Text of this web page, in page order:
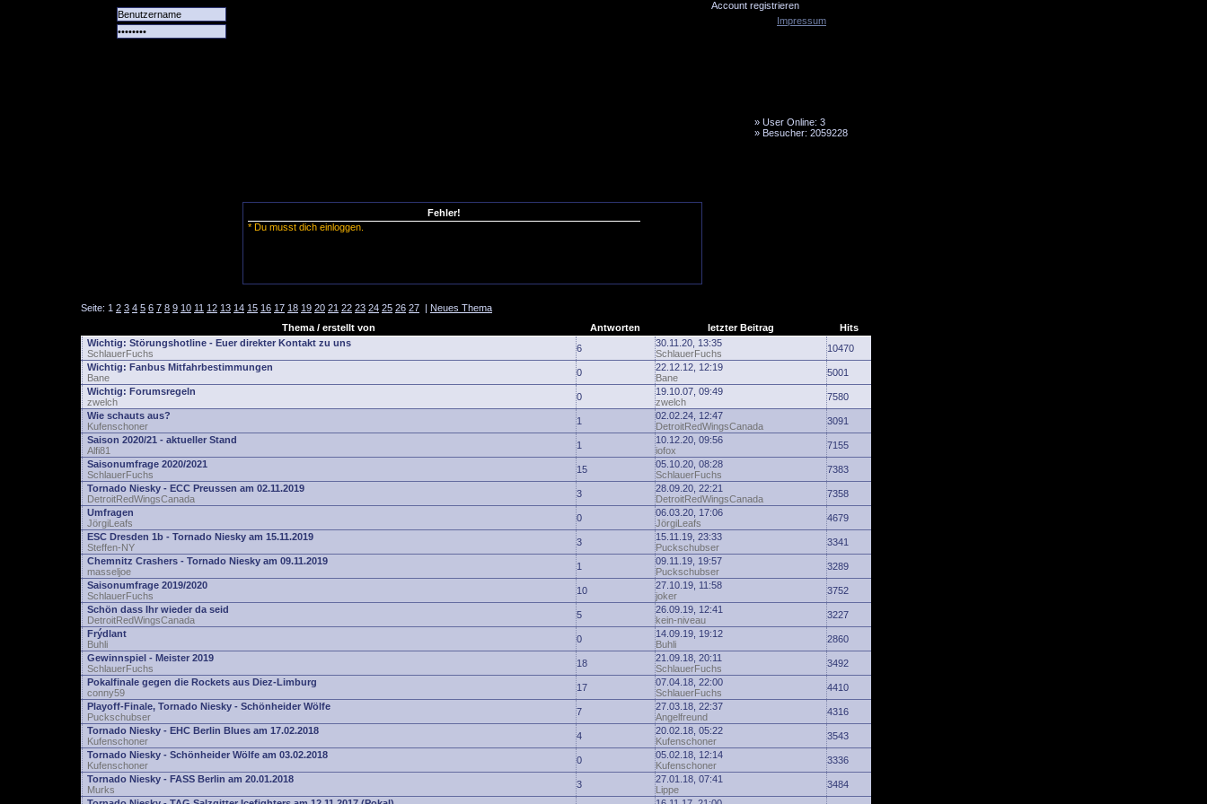
Account registrieren
» User Online: 3
» Besucher: 2059228
Fehler!
* Du musst dich einloggen.
Seite: 1 2 3 4 5 6 7 8 9 10 11 12 13 14 15 16 17 18 19 20 21 22 23 24 25 26 27 | Neues Thema
Thema / erstellt von
Antworten letzter Beitrag
Hits
Wichtig: Störungshotline - Euer direkter Kontakt zu uns
SchlauerFuchs
6
30.11.20, 13:35
SchlauerFuchs
10470
Wichtig: Fanbus Mitfahrbestimmungen
Bane
0
22.12.12, 12:19
Bane
5001
Wichtig: Forumsregeln
zwelch
0
19.10.07, 09:49
zwelch
7580
Wie schauts aus?
Kufenschoner
1
02.02.24, 12:47
DetroitRedWingsCanada
3091
Saison 2020/21 - aktueller Stand
Alfi81
1
10.12.20, 09:56
iofox
7155
Saisonumfrage 2020/2021
SchlauerFuchs
15
05.10.20, 08:28
SchlauerFuchs
7383
Tornado Niesky - ECC Preussen am 02.11.2019
DetroitRedWingsCanada
3
28.09.20, 22:21
DetroitRedWingsCanada
7358
Umfragen
JörgiLeafs
0
06.03.20, 17:06
JörgiLeafs
4679
ESC Dresden 1b - Tornado Niesky am 15.11.2019
Steffen-NY
3
15.11.19, 23:33
Puckschubser
3341
Chemnitz Crashers - Tornado Niesky am 09.11.2019
masseljoe
1
09.11.19, 19:57
Puckschubser
3289
Saisonumfrage 2019/2020
SchlauerFuchs
10
27.10.19, 11:58
joker
3752
Schön dass Ihr wieder da seid
DetroitRedWingsCanada
5
26.09.19, 12:41
kein-niveau
3227
Frýdlant
Buhli
0
14.09.19, 19:12
Buhli
2860
Gewinnspiel - Meister 2019
SchlauerFuchs
18
21.09.18, 20:11
SchlauerFuchs
3492
Pokalfinale gegen die Rockets aus Diez-Limburg
conny59
17
07.04.18, 22:00
SchlauerFuchs
4410
Playoff-Finale, Tornado Niesky - Schönheider Wölfe
Puckschubser
7
27.03.18, 22:37
Angelfreund
4316
Tornado Niesky - EHC Berlin Blues am 17.02.2018
Kufenschoner
4
20.02.18, 05:22
Kufenschoner
3543
Tornado Niesky - Schönheider Wölfe am 03.02.2018
Kufenschoner
0
05.02.18, 12:14
Kufenschoner
3336
Tornado Niesky - FASS Berlin am 20.01.2018
Murks
3
27.01.18, 07:41
Lippe
3484
Impressum